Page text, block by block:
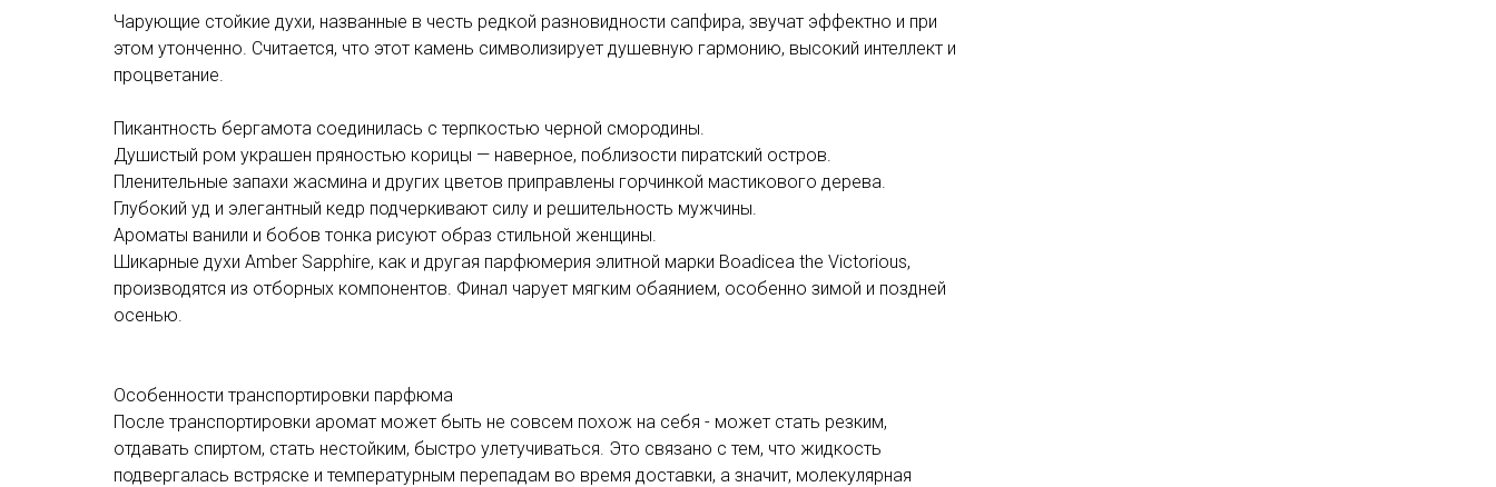
Чарующие стойкие духи, названные в честь редкой разновидности сапфира, звучат эффектно и при
этом утонченно. Считается, что этот камень символизирует душевную гармонию, высокий интеллект и
процветание.
Пикантность бергамота соединилась с терпкостью черной смородины.
Душистый ром украшен пряностью корицы — наверное, поблизости пиратский остров.
Пленительные запахи жасмина и других цветов приправлены горчинкой мастикового дерева.
Глубокий уд и элегантный кедр подчеркивают силу и решительность мужчины.
Ароматы ванили и бобов тонка рисуют образ стильной женщины.
Шикарные духи Amber Sapphire, как и другая парфюмерия элитной марки Boadicea the Victorious,
производятся из отборных компонентов. Финал чарует мягким обаянием, особенно зимой и поздней
осенью.
Особенности транспортировки парфюма
После транспортировки аромат может быть не совсем похож на себя - может стать резким,
отдавать спиртом, стать нестойким, быстро улетучиваться. Это связано с тем, что жидкость
подвергалась встряске и температурным перепадам во время доставки, а значит, молекулярная